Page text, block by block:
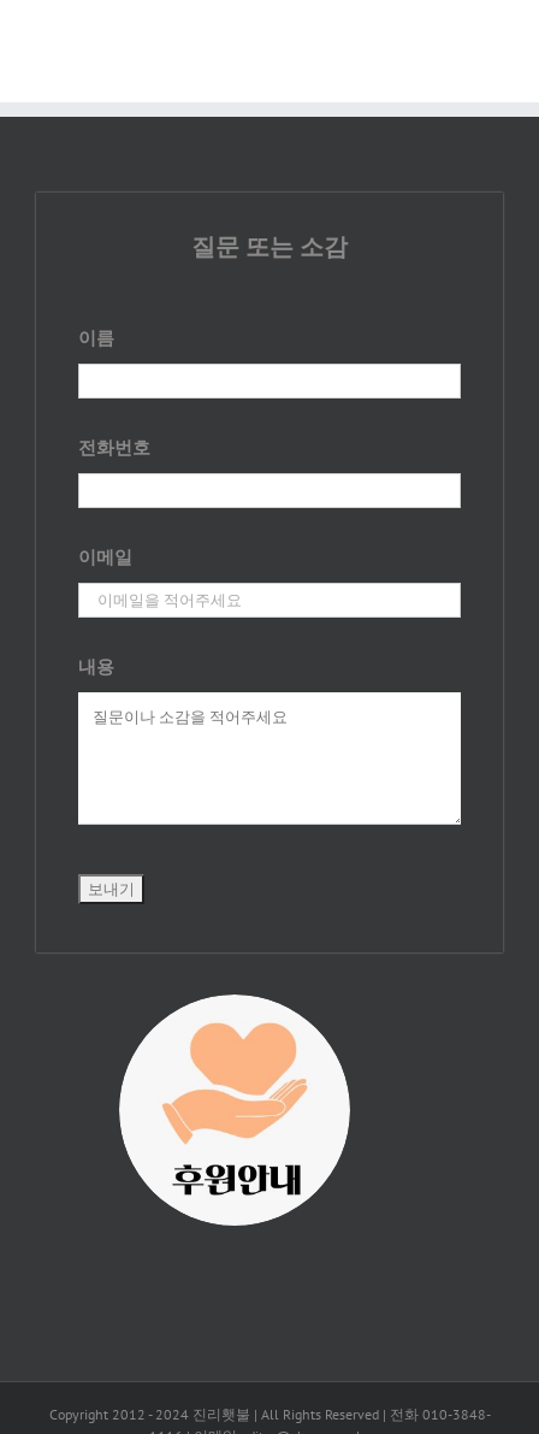
질문 또는 소감
이름
전화번호
이메일
내용
진리횃불 사역은
여러분의 후원으
로 이루어집니다.
Copyright 2012 - 2024 진리횃불 | All Rights Reserved | 전화 010-3848-